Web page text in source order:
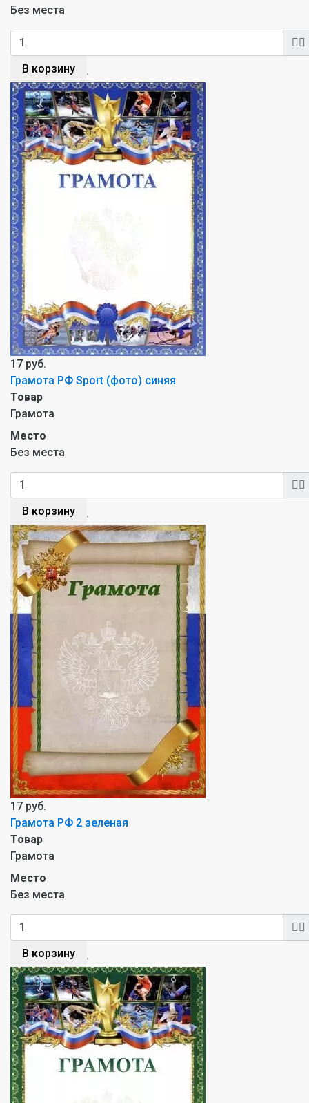
Без места
В корзину
17 руб.
Грамота РФ Sport (фото) синяя
Товар
Грамота
Место
Без места
В корзину
17 руб.
Грамота РФ 2 зеленая
Товар
Грамота
Место
Без места
В корзину